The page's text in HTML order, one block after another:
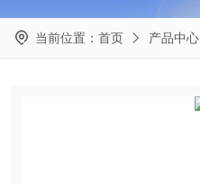
当前位置： 首页 产品中心